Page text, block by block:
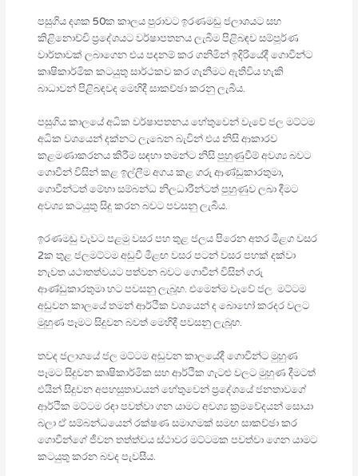
පසුගිය දශක 50ක කාලය පුරාවට ඉරණමඩු ජලාශයට සහ
කිළිනොච්චි ප‍්‍රදේශයට වර්ෂාපතනය ලැබීම පිළිබඳව සම්පූර්ණ
වාර්තාවක් ලබාගෙන එය පදනම් කර ගනිමින් ඉදිරියේදී ගොවීන්ට
කෘෂිකාර්මික කටයුතු සාර්ථකව කර ගැනීමට ඇතිවිය හැකි
බාධාවන් පිළිබඳවද මෙහිදී සාකච්ඡා කරනු ලැබීය.
පසුගිය කාලයේ අධික වර්ෂාපතනය හේතුවෙන් වැවේ ජල මට්ටම
අධික වශයෙන් දක්නට ලැබෙන බැවින් එය නිසි ආකාරව
කළමණාකරනය කිරීම සඳහා තමන්ට නිසි පුහුණුවීම් අවශ්‍ය බවට
ගොවීන් විසින් කළ ඉල්ලීම අගය කළ ගරු ආණ්ඩුකාරතුමා,
ගොවීන්ටත් මේහා සම්බන්ධ නිලධාරීන්ටත් පුහුණුව ලබා දීමට
අවශ්‍ය කටයුතු සිදු කරන බවට පවසනු ලැබීය.
ඉරණමඩු වැවට පළමු වසර පහ තුළ ජලය පිරෙන අතර මීළග වසර
2ක තුළ ජලමට්ටම අඩුවී මීළඟ වසර පටන් වසර පහක් දක්වා
නැවත යථාතත්වයට පත්වන බවට ගොවීන් විසින් ගරු
ආණ්ඩුකාරතුමා හට පවසනු ලැබූහ. එමෙන්ම වැවේ ජල මට්ටම
අඩුවන කාලයේ තමන් ආර්ථික වශයෙන් ද බොහෝ කරදර වලට
මුහුණ පෑමට සිදුවන බවත් මෙහිදී පවසනු ලැබූහ.
තවද ජලාශයේ ජල මට්ටම අඩුවන කාලයේදී ගොවීන්ට මුහුණ
පෑමට සිදුවන කෘෂිකාර්මික සහ ආර්ථික ගැටළු වලට මුහුණ දීමටත්
එයින් සිදුවන අපහසුතාවයන් හේතුවෙන් ප‍්‍රදේශයේ ජනතාවගේ
ආර්ථික මට්ටම රඳා පවත්වා ගන යාමට අවශ්‍ය ක‍්‍රමවේදයන් සොයා
බලා ඒ සම්බන්ධයෙන් රක්ෂණ සමාගමක් සමඟ සාකච්ඡා කර
ගොවීන්ගේ ජීවන තත්ත්වය ස්ථාවර මට්ටමක පවත්වා ගෙන යාමට
කටයුතු කරන බවද පැවසීය.